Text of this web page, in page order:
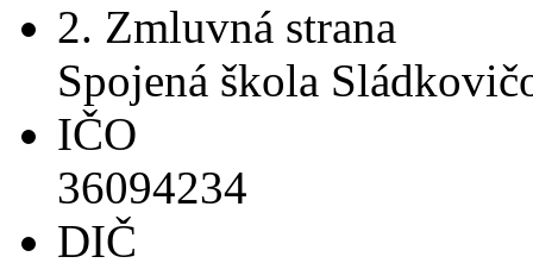
2. Zmluvná strana
Spojená škola
IČO
36094234
DIČ